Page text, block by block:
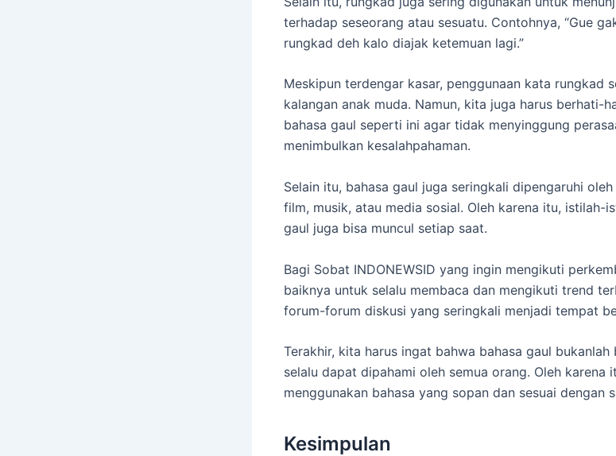
terhadap seseorang atau sesuatu. Contohnya, “Gue
rungkad deh kalo diajak ketemuan lagi.”
Meskipun terdengar kasar, penggunaan kata rungkad
kalangan anak muda. Namun, kita juga harus berhati-
bahasa gaul seperti ini agar tidak menyinggung
menimbulkan kesalahpahaman.
Selain itu, bahasa gaul juga seringkali dipengaruhi
film, musik, atau media sosial. Oleh karena itu, istilah-
gaul juga bisa muncul setiap saat.
Bagi Sobat INDONEWSID yang ingin mengikuti
baiknya untuk selalu membaca dan mengikuti trend
forum-forum diskusi yang seringkali menjadi tempat
Terakhir, kita harus ingat bahwa bahasa gaul
selalu dapat dipahami oleh semua orang. Oleh karena
menggunakan bahasa yang sopan dan sesuai dengan
Kesimpulan